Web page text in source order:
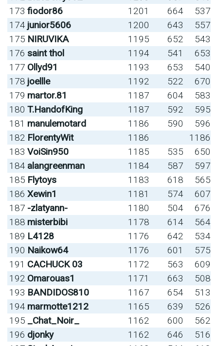
173 fiodor86 1201 664
537
174 junior5606 1200 643
557
175 NIRUVIKA 1195 652
543
176 saint thol 1194 541
653
177 Ollyd91 1193 653
540
178 joellle 1192 522
670
179 martor.81 1187 604
583
180 T.HandofKing 1187 592
595
181 manulemotard 1186 590
596
182 FlorentyWit 1186
1186
183 VoiSin950 1185 535
650
184 alangreenman 1184 587
597
185 Flytoys 1183 618
565
186 Xewin1 1181 574
607
187 -zlatyann- 1180 504
676
188 misterbibi 1178 614
564
189 L4128 1176 642
534
190 Naikow64 1176 601
575
191 CACHUCK 03 1172 563
609
192 Omarouas1 1171 663
508
193 BANDIDOS810 1167 654
513
194 marmotte1212 1165 639
526
195 _Chat_Noir_ 1162 600
562
196 djonky 1162 646
516